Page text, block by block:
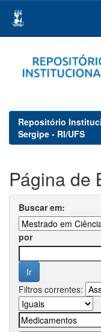
navigation
Repositório
Sergipe - RI/UFS
Página de
Buscar em:
por
Filtros correntes: